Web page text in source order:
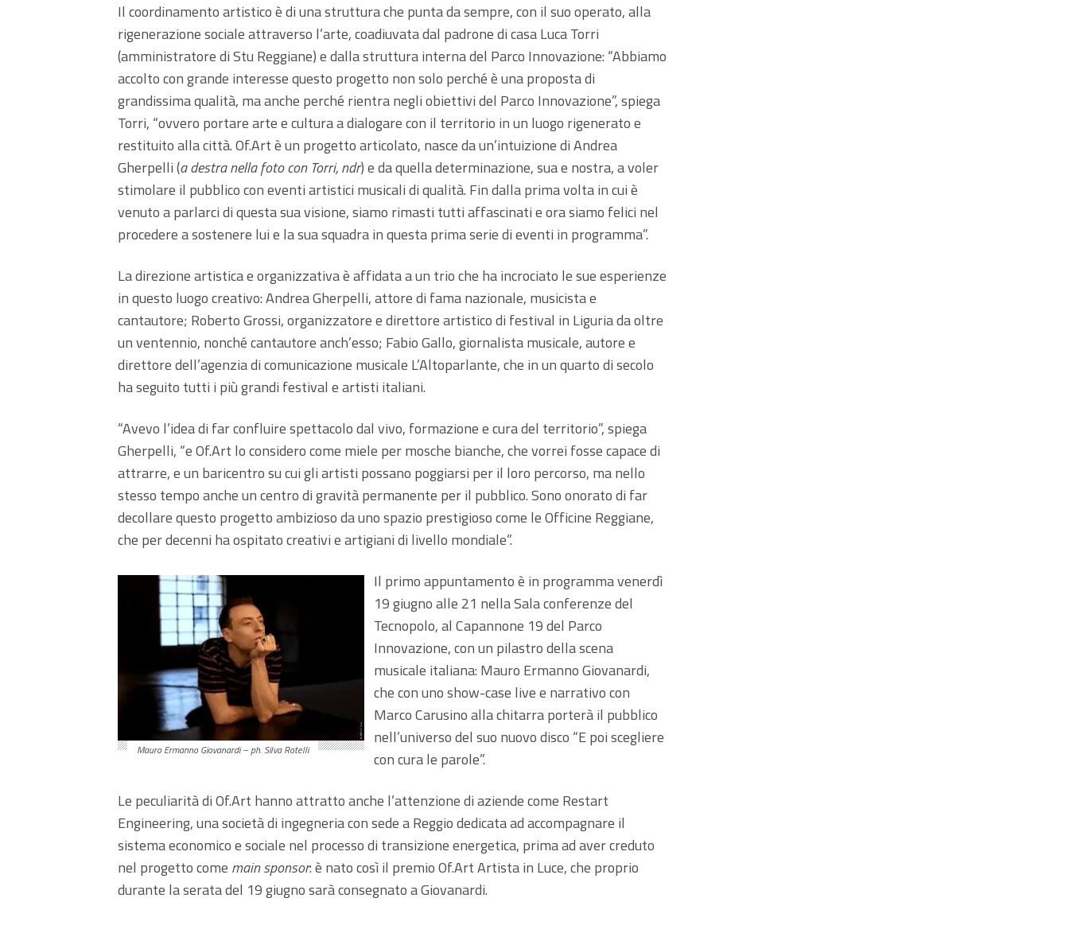
Il coordinamento artistico è di una struttura che punta da sempre, con il suo operato, alla
rigenerazione sociale attraverso l’arte, coadiuvata dal padrone di casa Luca Torri
(amministratore di Stu Reggiane) e dalla struttura interna del Parco Innovazione: “Abbiamo
accolto con grande interesse questo progetto non solo perché è una proposta di
grandissima qualità, ma anche perché rientra negli obiettivi del Parco Innovazione”, spiega
Torri, “ovvero portare arte e cultura a dialogare con il territorio in un luogo rigenerato e
restituito alla città. Of.Art è un progetto articolato, nasce da un’intuizione di Andrea
Gherpelli (a destra nella foto con Torri, ndr) e da quella determinazione, sua e nostra, a voler
stimolare il pubblico con eventi artistici musicali di qualità. Fin dalla prima volta in cui è
venuto a parlarci di questa sua visione, siamo rimasti tutti affascinati e ora siamo felici nel
procedere a sostenere lui e la sua squadra in questa prima serie di eventi in programma”.
La direzione artistica e organizzativa è affidata a un trio che ha incrociato le sue esperienze
in questo luogo creativo: Andrea Gherpelli, attore di fama nazionale, musicista e
cantautore; Roberto Grossi, organizzatore e direttore artistico di festival in Liguria da oltre
un ventennio, nonché cantautore anch’esso; Fabio Gallo, giornalista musicale, autore e
direttore dell’agenzia di comunicazione musicale L’Altoparlante, che in un quarto di secolo
ha seguito tutti i più grandi festival e artisti italiani.
“Avevo l’idea di far confluire spettacolo dal vivo, formazione e cura del territorio”, spiega
Gherpelli, “e Of.Art lo considero come miele per mosche bianche, che vorrei fosse capace di
attrarre, e un baricentro su cui gli artisti possano poggiarsi per il loro percorso, ma nello
stesso tempo anche un centro di gravità permanente per il pubblico. Sono onorato di far
decollare questo progetto ambizioso da uno spazio prestigioso come le Officine Reggiane,
che per decenni ha ospitato creativi e artigiani di livello mondiale”.
Mauro Ermanno Giovanardi – ph. Silva Rotelli
Il primo appuntamento è in programma venerdì
19 giugno alle 21 nella Sala conferenze del
Tecnopolo, al Capannone 19 del Parco
Innovazione, con un pilastro della scena
musicale italiana: Mauro Ermanno Giovanardi,
che con uno show-case live e narrativo con
Marco Carusino alla chitarra porterà il pubblico
nell’universo del suo nuovo disco “E poi scegliere
con cura le parole”.
Le peculiarità di Of.Art hanno attratto anche l’attenzione di aziende come Restart
Engineering, una società di ingegneria con sede a Reggio dedicata ad accompagnare il
sistema economico e sociale nel processo di transizione energetica, prima ad aver creduto
nel progetto come main sponsor: è nato così il premio Of.Art Artista in Luce, che proprio
durante la serata del 19 giugno sarà consegnato a Giovanardi.